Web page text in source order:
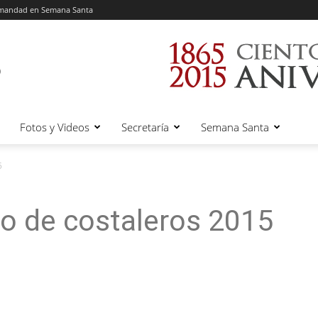
en Semana Santa
Fotos y Videos Secretaría Semana Santa
de costaleros 2015